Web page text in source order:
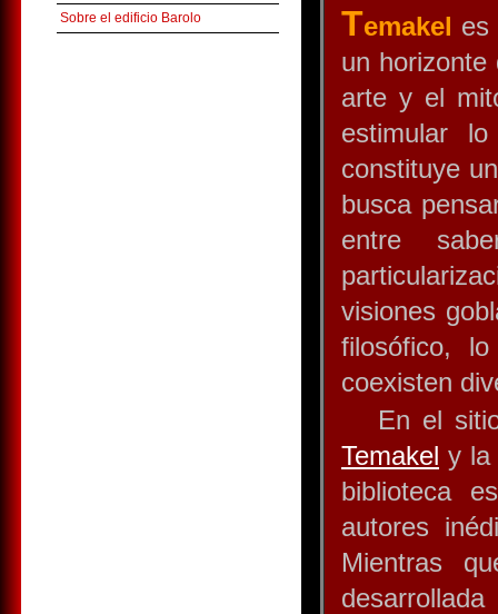
Sobre el edificio Barolo
Temakel es
un horizonte
arte y el
estimular
constituye
busca
entre
visiones
filosófico,
coexisten
En el sitio
Temakel y la
biblioteca
autores
Mientras